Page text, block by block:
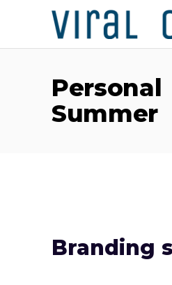
Personal
Summer
Branding